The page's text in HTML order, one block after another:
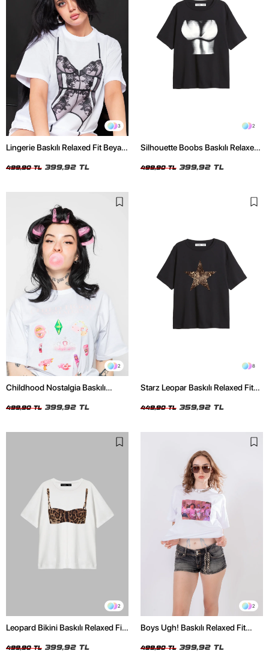
3
Lingerie Baskılı Relaxed Fit Beyaz
499,90 TL 399,92 TL
2
Silhouette Boobs Baskılı Relaxed
499,90 TL 399,92 TL
2
Childhood Nostalgia Baskılı
499,90 TL 399,92 TL
8
Starz Leopar Baskılı Relaxed Fit
449,90 TL 359,92 TL
2
Leopard Bikini Baskılı Relaxed Fit
499,90 TL 399,92 TL
2
Boys Ugh! Baskılı Relaxed Fit
499,90 TL 399,92 TL